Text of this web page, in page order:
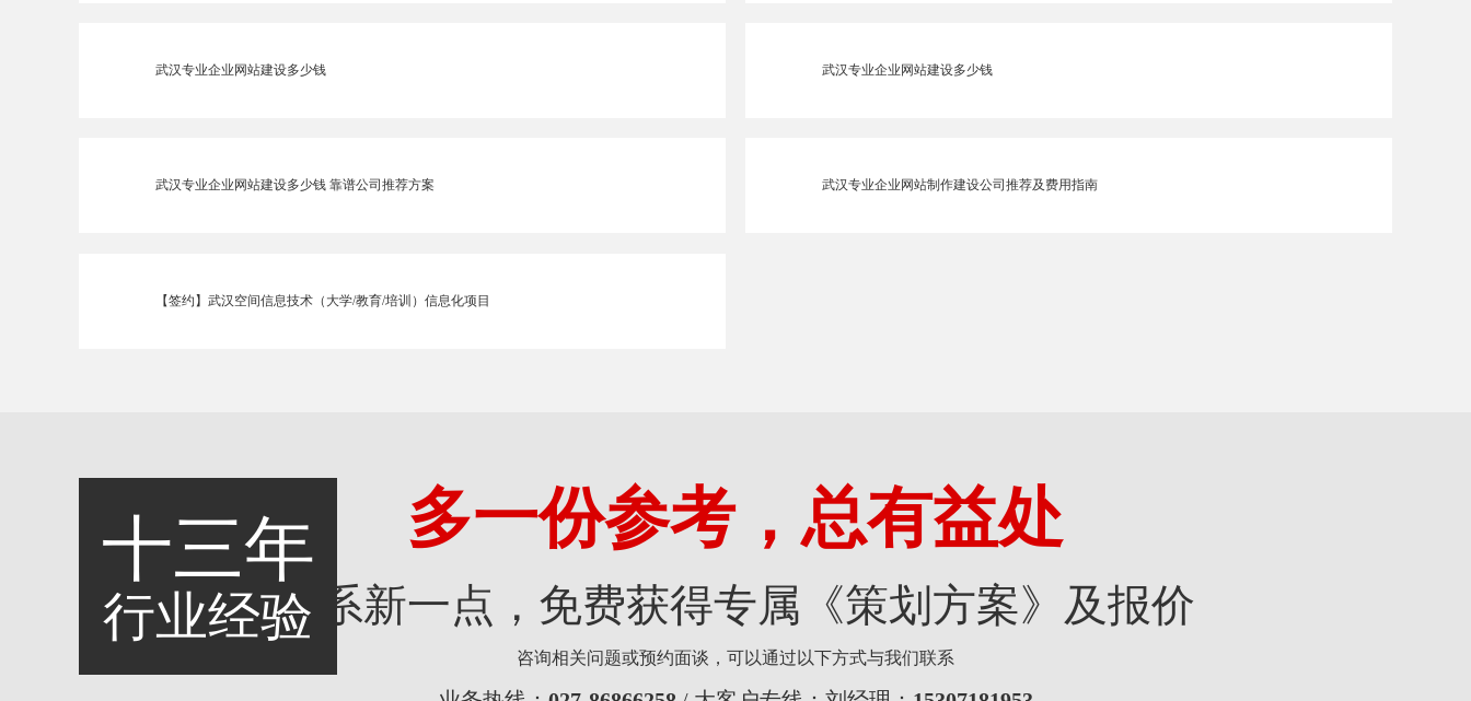
武汉专业企业网站建设多少钱 武汉专业企业网站建设多少钱
武汉专业企业网站建设多少钱 靠谱公司推荐方案 武汉专业企业网站制作建设公司推荐及费用指南
【签约】武汉空间信息技术（大学/教育/培训）信息化项目
十三年
行业经验
多一份参考，总有益处
联系新一点，免费获得专属《策划方案》及报价
咨询相关问题或预约面谈，可以通过以下方式与我们联系